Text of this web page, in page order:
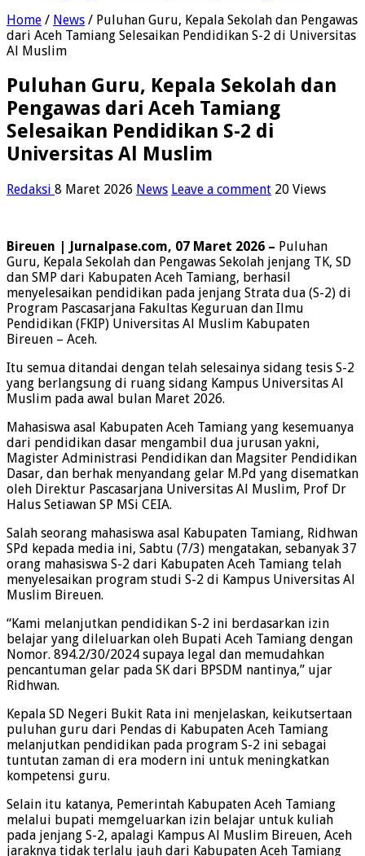
Home / News / Puluhan Guru, Kepala Sekolah dan Pengawas
dari Aceh Tamiang Selesaikan Pendidikan S-2 di Universitas
Al Muslim
Puluhan Guru, Kepala Sekolah dan
Pengawas dari Aceh Tamiang
Selesaikan Pendidikan S-2 di
Universitas Al Muslim
Redaksi 8 Maret 2026 News Leave a comment 20 Views
Bireuen | Jurnalpase.com, 07 Maret 2026 – Puluhan
Guru, Kepala Sekolah dan Pengawas Sekolah jenjang TK, SD
dan SMP dari Kabupaten Aceh Tamiang, berhasil
menyelesaikan pendidikan pada jenjang Strata dua (S-2) di
Program Pascasarjana Fakultas Keguruan dan Ilmu
Pendidikan (FKIP) Universitas Al Muslim Kabupaten
Bireuen – Aceh.
Itu semua ditandai dengan telah selesainya sidang tesis S-2
yang berlangsung di ruang sidang Kampus Universitas Al
Muslim pada awal bulan Maret 2026.
Mahasiswa asal Kabupaten Aceh Tamiang yang kesemuanya
dari pendidikan dasar mengambil dua jurusan yakni,
Magister Administrasi Pendidikan dan Magsiter Pendidikan
Dasar, dan berhak menyandang gelar M.Pd yang disematkan
oleh Direktur Pascasarjana Universitas Al Muslim, Prof Dr
Halus Setiawan SP MSi CEIA.
Salah seorang mahasiswa asal Kabupaten Tamiang, Ridhwan
SPd kepada media ini, Sabtu (7/3) mengatakan, sebanyak 37
orang mahasiswa S-2 dari Kabupaten Aceh Tamiang telah
menyelesaikan program studi S-2 di Kampus Universitas Al
Muslim Bireuen.
“Kami melanjutkan pendidikan S-2 ini berdasarkan izin
belajar yang dileluarkan oleh Bupati Aceh Tamiang dengan
Nomor. 894.2/30/2024 supaya legal dan memudahkan
pencantuman gelar pada SK dari BPSDM nantinya,” ujar
Ridhwan.
Kepala SD Negeri Bukit Rata ini menjelaskan, keikutsertaan
puluhan guru dari Pendas di Kabupaten Aceh Tamiang
melanjutkan pendidikan pada program S-2 ini sebagai
tuntutan zaman di era modern ini untuk meningkatkan
kompetensi guru.
Selain itu katanya, Pemerintah Kabupaten Aceh Tamiang
melalui bupati memgeluarkan izin belajar untuk kuliah
pada jenjang S-2, apalagi Kampus Al Muslim Bireuen, Aceh
jaraknya tidak terlalu jauh dari Kabupaten Aceh Tamiang